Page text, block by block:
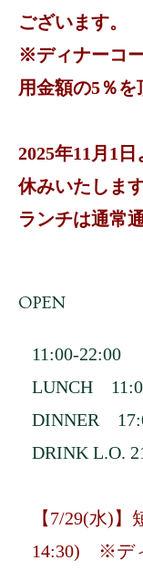
ございます。
※ディナーコ
用金額の5％を
2025年11月1
休みいたします
ランチは通常
OPEN
11:00-22:00
LUNCH
DINNER
DRINK L.O.
【7/29(水)
14:30) ※デ